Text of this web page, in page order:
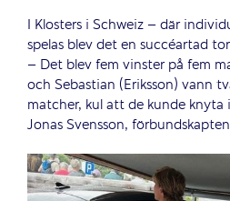
I Klosters i Schweiz – där
spelas blev det en succéartad
– Det blev fem vinster på fem
och Sebastian (Eriksson) vann
matcher, kul att de kunde knyta
Jonas Svensson,